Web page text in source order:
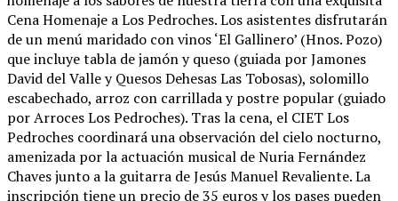
Cena Homenaje a Los Pedroches. Los asistentes disfrutarán
de un menú maridado con vinos ‘El Gallinero’ (Hnos. Pozo)
que incluye tabla de jamón y queso (guiada por Jamones
David del Valle y Quesos Dehesas Las Tobosas), solomillo
escabechado, arroz con carrillada y postre popular (guiado
por Arroces Los Pedroches). Tras la cena, el CIET Los
Pedroches coordinará una observación del cielo nocturno,
amenizada por la actuación musical de Nuria Fernández
Chaves junto a la guitarra de Jesús Manuel Revaliente. La
inscripción tiene un precio de 35 euros y los pases pueden